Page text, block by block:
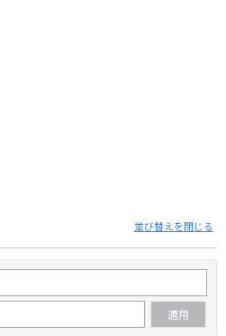
並び替えを閉じる